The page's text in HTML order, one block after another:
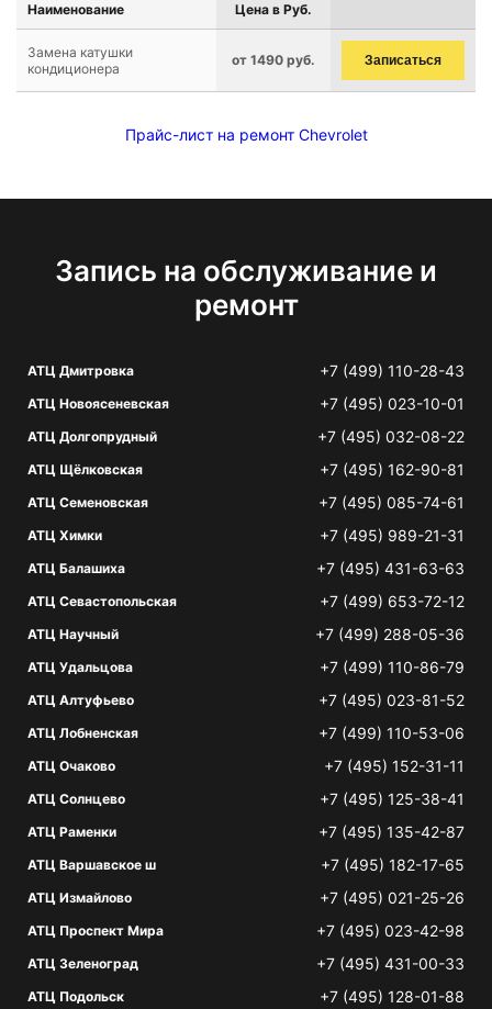
Наименование Цена в Руб.
Замена катушки
кондиционера
от 1490 руб. Записаться
Прайс-лист на ремонт Chevrolet
Запись на обслуживание и
ремонт
АТЦ Дмитровка +7 (499) 110-28-43
АТЦ Новоясеневская +7 (495) 023-10-01
АТЦ Долгопрудный +7 (495) 032-08-22
АТЦ Щёлковская +7 (495) 162-90-81
АТЦ Семеновская +7 (495) 085-74-61
АТЦ Химки +7 (495) 989-21-31
АТЦ Балашиха +7 (495) 431-63-63
АТЦ Севастопольская +7 (499) 653-72-12
АТЦ Научный +7 (499) 288-05-36
АТЦ Удальцова +7 (499) 110-86-79
АТЦ Алтуфьево +7 (495) 023-81-52
АТЦ Лобненская +7 (499) 110-53-06
АТЦ Очаково +7 (495) 152-31-11
АТЦ Солнцево +7 (495) 125-38-41
АТЦ Раменки +7 (495) 135-42-87
АТЦ Варшавское ш +7 (495) 182-17-65
АТЦ Измайлово +7 (495) 021-25-26
АТЦ Проспект Мира +7 (495) 023-42-98
АТЦ Зеленоград +7 (495) 431-00-33
АТЦ Подольск +7 (495) 128-01-88